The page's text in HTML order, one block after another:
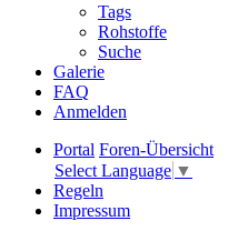
Tags
Rohstoffe
Suche
Galerie
FAQ
Anmelden
Portal Foren-Übersicht
Select Language ▼
Regeln
Impressum